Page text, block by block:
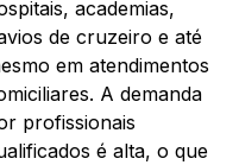
academias,
de cruzeiro e até
em atendimentos
A demanda
profissionais
é alta, o que